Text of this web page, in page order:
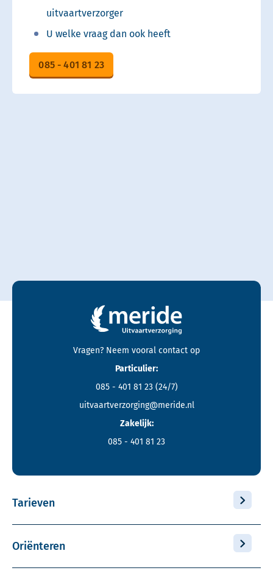
uitvaartverzorger
U welke vraag dan ook heeft
085 - 401 81 23
Contactgegevens en footer menu van Meride
Vragen? Neem vooral contact op
Particulier:
085 - 401 81 23 (24/7)
uitvaartverzorging@meride.nl
Zakelijk:
085 - 401 81 23
Tarieven
Oriënteren